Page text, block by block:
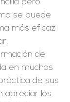
pero
se puede
más eficaz
de
en muchos
de sus
apreciar los